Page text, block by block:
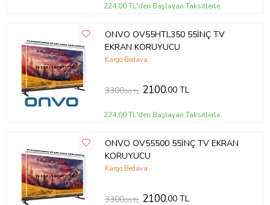
224,00 TL'den Başlayan Taksitlerle
ONVO OV55HTL350 55İNÇ TV
EKRAN KORUYUCU
Kargo Bedava
3300,00 TL 2100,00 TL
224,00 TL'den Başlayan Taksitlerle
ONVO OV55500 55İNÇ TV EKRAN
KORUYUCU
Kargo Bedava
3300,00 TL 2100,00 TL